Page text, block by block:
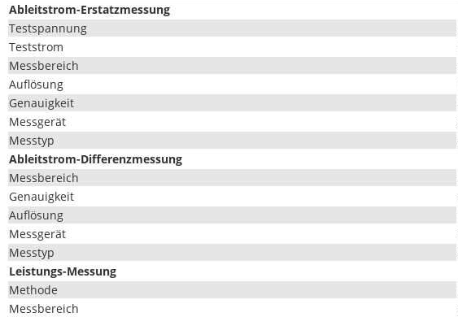
Ableit­strom-Erstatzmes­sung
Testspan­nung
Test­strom
Mess­bere­ich
Auflö­sung
Genauigkeit
Mess­gerät
Messtyp
Ableit­strom-Dif­ferenzmes­sung
Mess­bere­ich
Genauigkeit
Auflö­sung
Mess­gerät
Messtyp
Leis­tungs-Mes­sung
Meth­ode
Mess­bere­ich